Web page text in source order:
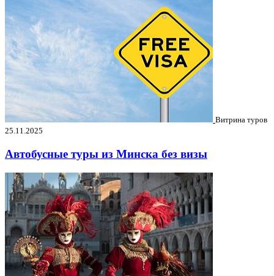
Витрина туров
25.11.2025
Автобусные туры из Минска без визы